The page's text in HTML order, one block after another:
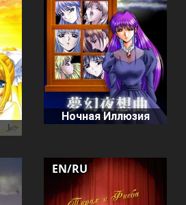
Ночная Иллюзия
EN/RU